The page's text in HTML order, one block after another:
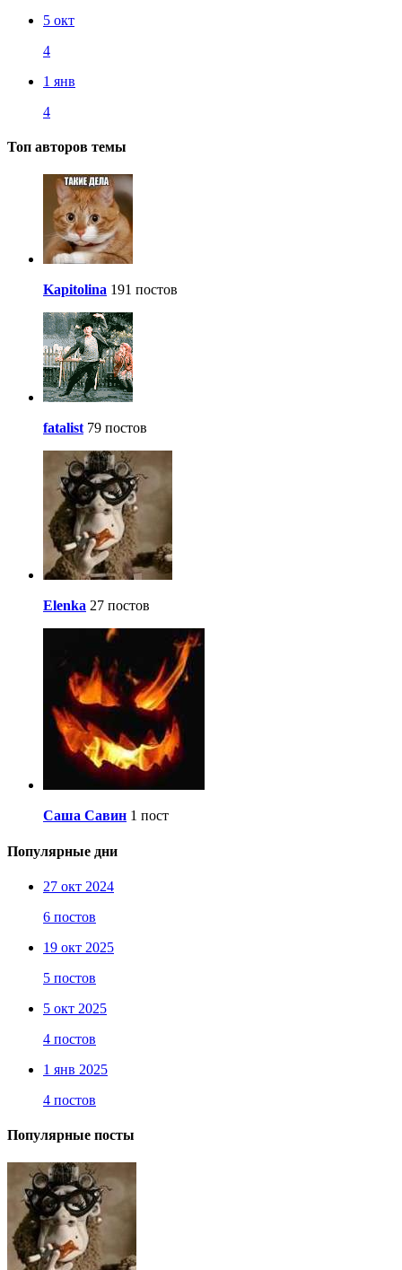
5 окт
4
1 янв
4
Топ авторов темы
Kapitolina 191 постов
fatalist 79 постов
Elenka 27 постов
Саша Савин 1 пост
Популярные дни
27 окт 2024
6 постов
19 окт 2025
5 постов
5 окт 2025
4 постов
1 янв 2025
4 постов
Популярные посты